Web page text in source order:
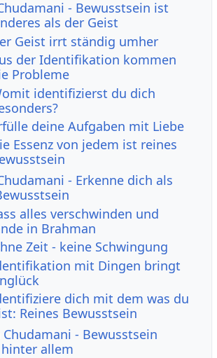
- Bewusstsein ist
als der Geist
Geist irrt ständig umher
der Identifikation kommen
Probleme
identifizierst du dich
deine Aufgaben mit Liebe
Essenz von jedem ist reines
- Erkenne dich als
alles verschwinden und
in Brahman
Zeit - keine Schwingung
mit Dingen bringt
dich mit dem was du
Reines Bewusstsein
Chudamani - Bewusstsein
allem